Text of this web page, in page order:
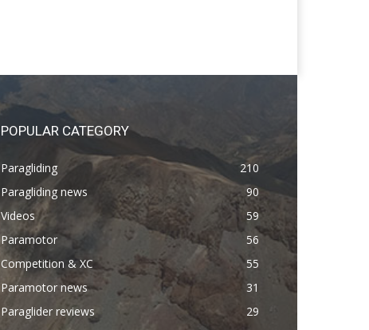
POPULAR CATEGORY
Paragliding
210
Paragliding news
90
Videos
59
Paramotor
56
Competition & XC
55
Paramotor news
31
Paraglider reviews
29